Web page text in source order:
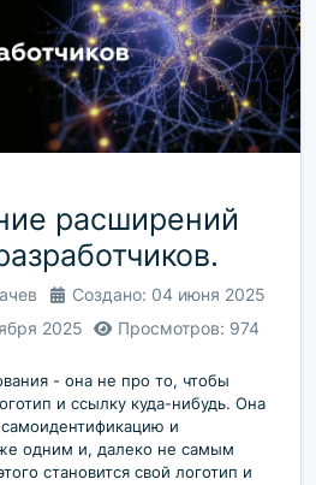
расширений
Создано: 04 июня 2025
2025
Просмотров: 974
- она не про то, чтобы
и ссылку куда-нибудь. Она
и
одним и, далеко не самым
становится свой логотип и